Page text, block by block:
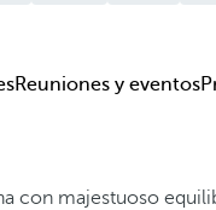
Reuniones y eventos
con majestuoso